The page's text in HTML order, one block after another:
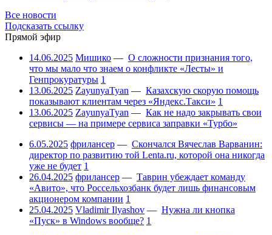
Все новости
Подсказать ссылку
Прямой эфир
14.06.2025 Мишико — О сложности признания того,
что мы мало что знаем о конфликте «Лесты» и
Генпрокуратуры 1
13.06.2025 ZayunyaTyan — Казахскую скорую помощь
показывают клиентам через «Яндекс.Такси» 1
13.06.2025 ZayunyaTyan — Как не надо закрывать свои
сервисы — на примере сервиса заправки «Турбо»
6.05.2025 фрилансер — Скончался Вячеслав Варванин:
директор по развитию той Lenta.ru, которой она никогда
уже не будет 1
26.04.2025 фрилансер — Таврин убеждает команду
«Авито», что Россельхозбанк будет лишь финансовым
акционером компании 1
25.04.2025 Vladimir Ilyashov — Нужна ли кнопка
«Пуск» в Windows вообще? 1